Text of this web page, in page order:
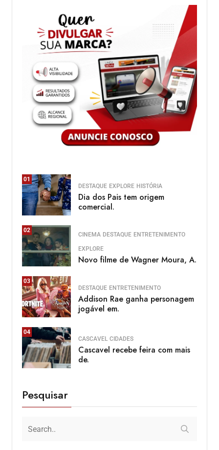
01
DESTAQUE EXPLORE HISTÓRIA
Dia dos Pais tem origem
comercial.
02
CINEMA DESTAQUE ENTRETENIMENTO
EXPLORE
Novo filme de Wagner Moura, A.
03
DESTAQUE ENTRETENIMENTO
Addison Rae ganha personagem
jogável em.
04
CASCAVEL CIDADES
Cascavel recebe feira com mais
de.
Pesquisar